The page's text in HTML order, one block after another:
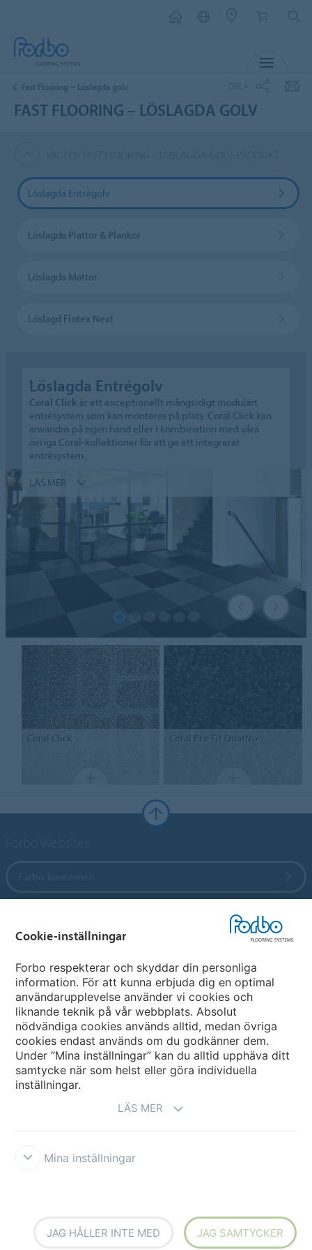
Fast Flooring – Löslagda golv
FAST FLOORING – LÖSLAGDA GOLV
Löslagda Entrégolv
Löslagda Plattor & Plankor
Löslagda Mattor
Löslagd Flotex Next
Löslagda Entrégolv
Coral Click är ett exceptionellt mångsidigt modulärt
entrésystem som kan monteras på plats. Coral Click kan
användas på egen hand eller i kombination med våra
övriga Coral-kollektioner för att ge ett integrerat
entrésystem.
LÄS MER
Coral Click Coral Pro-Fit Quattro
Välj land
Välj ditt land
Cookie-inställningar
Forbo respekterar och skyddar din personliga
information. För att kunna erbjuda dig en optimal
användarupplevelse använder vi cookies och
liknande teknik på vår webbplats. Absolut
nödvändiga cookies används alltid, medan övriga
cookies endast används om du godkänner dem.
Under ”Mina inställningar” kan du alltid upphäva ditt
samtycke när som helst eller göra individuella
inställningar.
LÄS MER
Mina inställningar
JAG HÅLLER INTE MED JAG SAMTYCKER